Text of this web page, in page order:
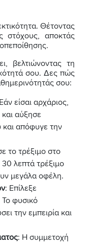
Θέτοντας
στόχους, αποκτάς
βελτιώνοντας τη
σου. Δες πώς
σου:
είσαι αρχάριος,
και αύξησε
απόφυγε την
το τρέξιμο στο
λεπτά τρέξιμο
μεγάλα οφέλη.
: Επίλεξε
φυσικό
την εμπειρία και
: Η συμμετοχή